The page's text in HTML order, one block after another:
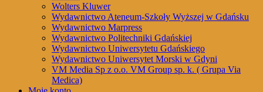
Wolters Kluwer
Wydawnictwo Ateneum-Szkoły Wyższej w Gdańsku
Wydawnictwo Marpress
Wydawnictwo Politechniki Gdańskiej
Wydawnictwo Uniwersytetu Gdańskiego
Wydawnictwo Uniwersytet Morski w Gdyni
VM Media Sp z o.o. VM Group sp. k. ( Grupa Via
Medica)